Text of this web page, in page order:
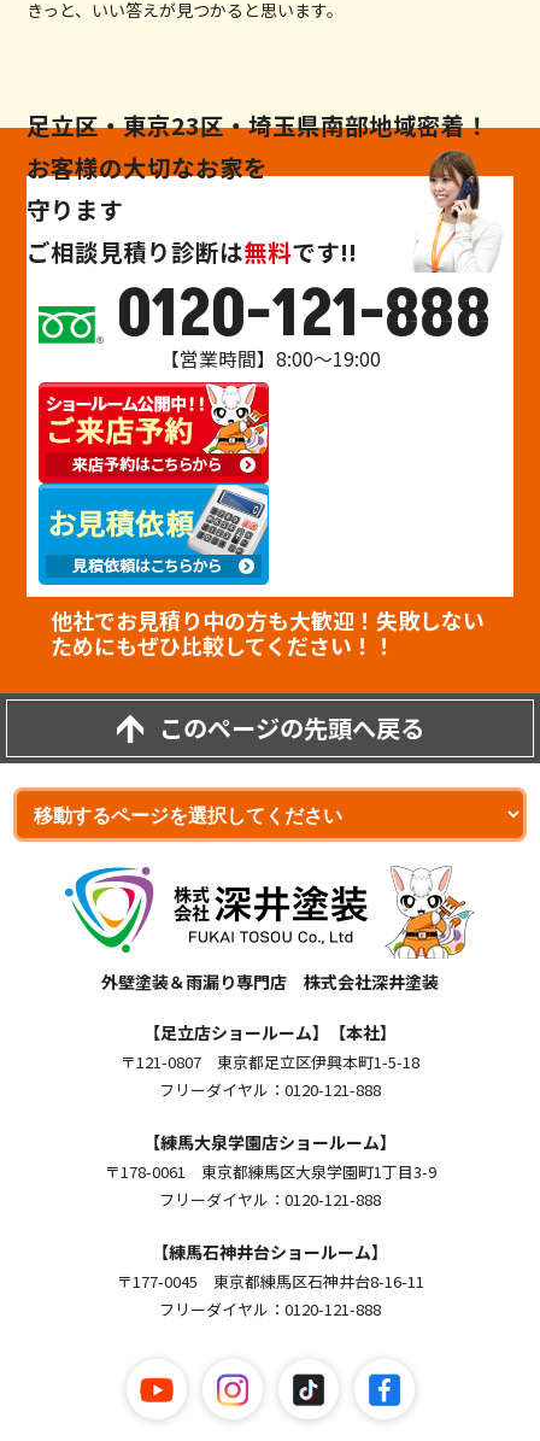
きっと、いい答えが見つかると思います。
足立区・東京23区・埼玉県南部地域密着！
お客様の大切なお家を
守ります
ご相談見積り診断は無料です!!
0120-121-888
【営業時間】8:00～19:00
他社でお見積り中の方も大歓迎！失敗しない
ためにもぜひ比較してください！！
このページの先頭へ戻る
外壁塗装＆雨漏り専門店 株式会社深井塗装
【足立店ショールーム】【本社】
〒121-0807 東京都足立区伊興本町1-5-18
フリーダイヤル：0120-121-888
【練馬大泉学園店ショールーム】
〒178-0061 東京都練馬区大泉学園町1丁目3-9
フリーダイヤル：0120-121-888
【練馬石神井台ショールーム】
〒177-0045 東京都練馬区石神井台8-16-11
フリーダイヤル：0120-121-888